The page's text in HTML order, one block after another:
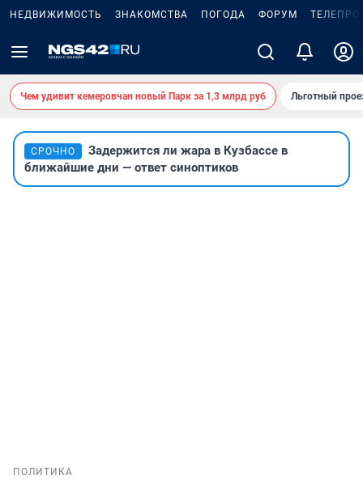
НЕДВИЖИМОСТЬ ЗНАКОМСТВА ПОГОДА ФОРУМ
Чем удивит кемеровчан новый Парк за 1,3 млрд руб Льготный
СРОЧНО
Задержится ли жара в Кузбассе в
ближайшие дни — ответ синоптиков
ПОЛИТИКА